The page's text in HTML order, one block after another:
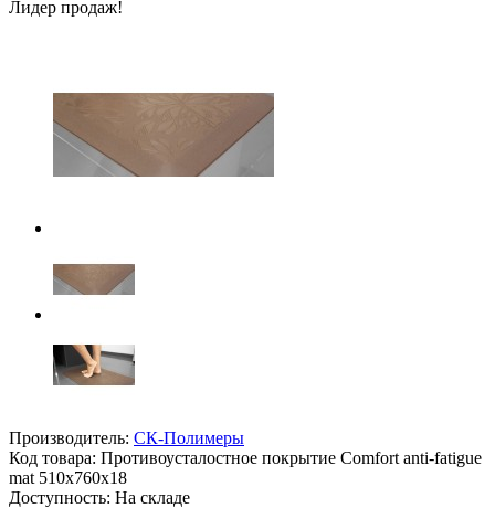
Лидер продаж!
Производитель: СК-Полимеры
Код товара: Противоусталостное покрытие Comfort anti-fatigue
mat 510х760х18
Доступность: На складе